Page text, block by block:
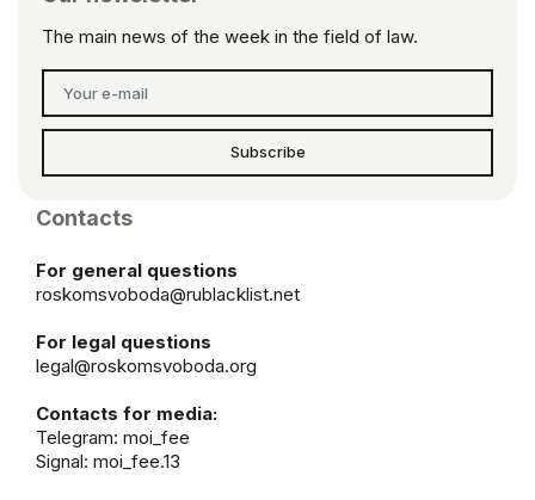
The main news of the week in the field of law.
Subscribe
Contacts
For general questions
roskomsvoboda@rublacklist.net
For legal questions
legal@roskomsvoboda.org
Contacts for media:
Telegram: moi_fee
Signal: moi_fee.13